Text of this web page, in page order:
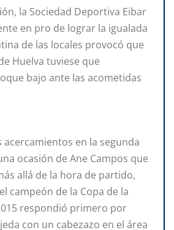
la Sociedad Deportiva Eibar
en pro de lograr la igualada
de las locales provocó que
Huelva tuviese que
bajo ante las acometidas
acercamientos en la segunda
ocasión de Ane Campos que
allá de la hora de partido,
campeón de la Copa de la
respondió primero por
con un cabezazo en el área